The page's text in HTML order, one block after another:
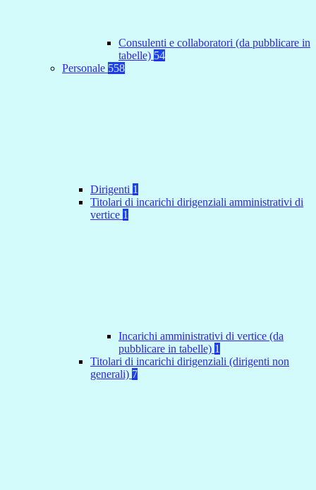
Consulenti e collaboratori (da pubblicare in
tabelle) 54
Personale 558
Dirigenti 1
Titolari di incarichi dirigenziali amministrativi di
vertice 1
Incarichi amministrativi di vertice (da
pubblicare in tabelle) 1
Titolari di incarichi dirigenziali (dirigenti non
generali) 7